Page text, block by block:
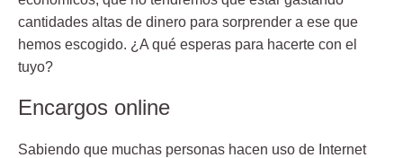
cantidades altas de dinero para sorprender a ese que
hemos escogido. ¿A qué esperas para hacerte con el
tuyo?
Encargos online
Sabiendo que muchas personas hacen uso de Internet